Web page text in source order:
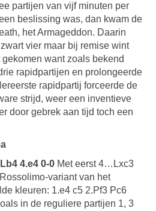
partijen van vijf minuten per
beslissing was, dan kwam de
het Armageddon. Daarin
vier maar bij remise wint
want zoals bekend
rapidpartijen en prolongeerde
rapidpartij forceerde de
strijd, weer een inventieve
door gebrek aan tijd toch een
4.e4 0-0 Met eerst 4…Lxc3
variant van het
kleuren: 1.e4 c5 2.Pf3 Pc6
in de reguliere partijen 1, 3